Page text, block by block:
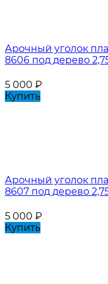
Арочный уголок
8606 под дерево
5 000 ₽
Купить
Арочный уголок
8607 под дерево
5 000 ₽
Купить